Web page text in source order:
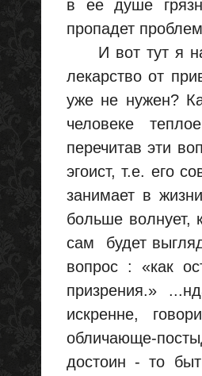
в ее душе
пропадет
И вот тут я
лекарство от
уже не нужен?
человеке
перечитав эти
эгоист, т.е. его
занимает в
больше волнует,
сам будет
вопрос : «как
призрения.»
искренне,
обличающе-
достоин - то